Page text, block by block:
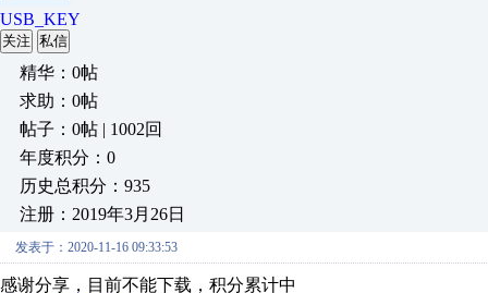
USB_KEY
关注 私信
精华：0帖
求助：0帖
帖子：0帖 | 1002回
年度积分：0
历史总积分：935
注册：2019年3月26日
发表于：2020-11-16 09:33:53
感谢分享，目前不能下载，积分累计中